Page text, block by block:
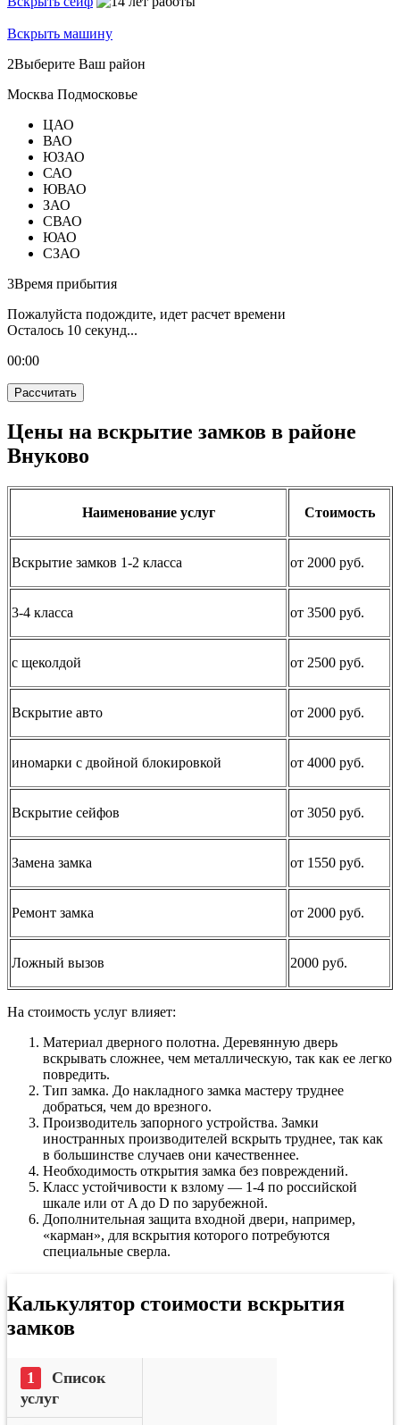
Вскрыть машину
2Выберите Ваш район
Москва Подмосковье
ЦАО
ВАО
ЮЗАО
САО
ЮВАО
ЗАО
СВАО
ЮАО
СЗАО
3Время прибытия
Пожалуйста подождите, идет расчет времени
Осталось 10 секунд...
00:00
Рассчитать
Цены на вскрытие замков в районе
Внуково
Наименование услуг Стоимость
Вскрытие замков 1-2 класса от 2000 руб.
3-4 класса от 3500 руб.
с щеколдой от 2500 руб.
Вскрытие авто от 2000 руб.
иномарки с двойной блокировкой от 4000 руб.
Вскрытие сейфов от 3050 руб.
Замена замка от 1550 руб.
Ремонт замка от 2000 руб.
Ложный вызов 2000 руб.
На стоимость услуг влияет:
Материал дверного полотна. Деревянную дверь
вскрывать сложнее, чем металлическую, так как ее легко
повредить.
Тип замка. До накладного замка мастеру труднее
добраться, чем до врезного.
Производитель запорного устройства. Замки
иностранных производителей вскрыть труднее, так как
в большинстве случаев они качественнее.
Необходимость открытия замка без повреждений.
Класс устойчивости к взлому — 1-4 по российской
шкале или от A до D по зарубежной.
Дополнительная защита входной двери, например,
«карман», для вскрытия которого потребуются
специальные сверла.
Калькулятор стоимости вскрытия
замков
Список
услуг